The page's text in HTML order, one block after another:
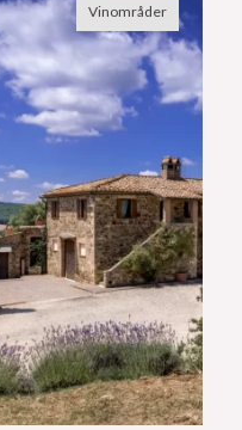
Vinområder